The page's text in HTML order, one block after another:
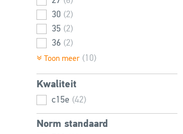
39 (2)
42 (2)
45 (2)
48 (2)
52 (1)
56 (2)
64 (2)
72 (1)
30 (2)
35 (2)
36 (2)
38 (2)
45 (4)
54 (4)
63
(5)
78 (3)
20,5 (2)
Toon meer (10)
Kwaliteit
c15e (42)
Norm standaard